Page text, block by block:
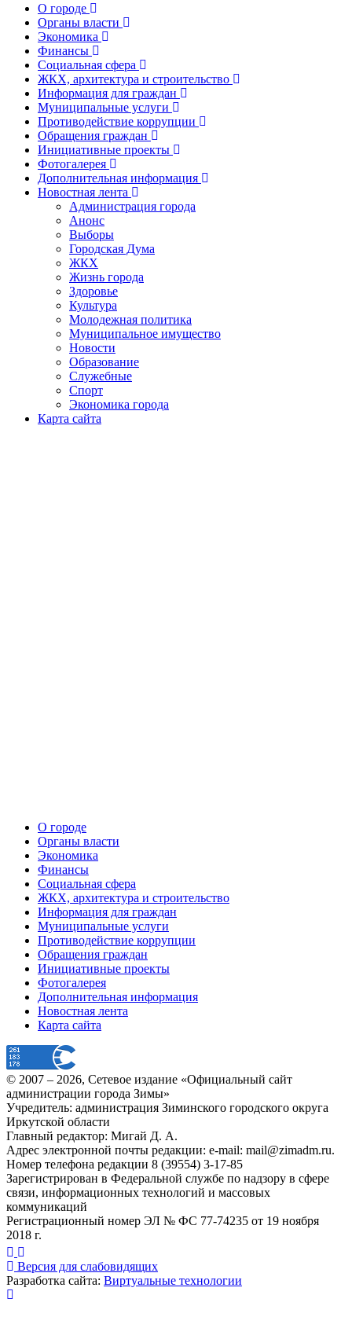
О городе
Органы власти
Экономика
Финансы
Социальная сфера
ЖКХ, архитектура и строительство
Информация для граждан
Муниципальные услуги
Противодействие коррупции
Обращения граждан
Инициативные проекты
Фотогалерея
Дополнительная информация
Новостная лента
Администрация города
Анонс
Выборы
Городская Дума
ЖКХ
Жизнь города
Здоровье
Культура
Молодежная политика
Муниципальное имущество
Новости
Образование
Служебные
Спорт
Экономика города
Карта сайта
О городе
Органы власти
Экономика
Финансы
Социальная сфера
ЖКХ, архитектура и строительство
Информация для граждан
Муниципальные услуги
Противодействие коррупции
Обращения граждан
Инициативные проекты
Фотогалерея
Дополнительная информация
Новостная лента
Карта сайта
© 2007 – 2026, Сетевое издание «Официальный сайт
администрации города Зимы»
Учредитель: администрация Зиминского городского округа
Иркутской области
Главный редактор: Мигай Д. А.
Адрес электронной почты редакции: e-mail: mail@zimadm.ru.
Номер телефона редакции 8 (39554) 3-17-85
Зарегистрирован в Федеральной службе по надзору в сфере
связи, информационных технологий и массовых
коммуникаций
Регистрационный номер ЭЛ № ФС 77-74235 от 19 ноября
2018 г.
Версия для слабовидящих
Разработка сайта: Виртуальные технологии